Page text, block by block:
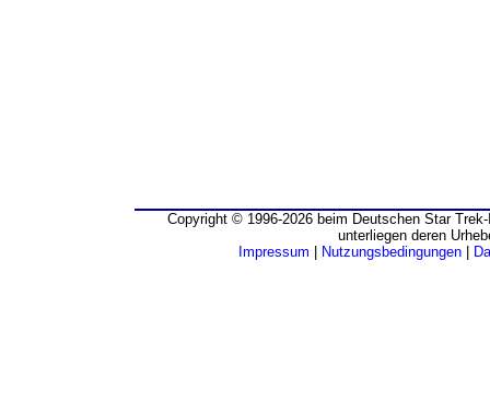
Copyright © 1996-2026 beim Deutschen Star
unterliegen deren
Impressum
Nutzungsbedingungen